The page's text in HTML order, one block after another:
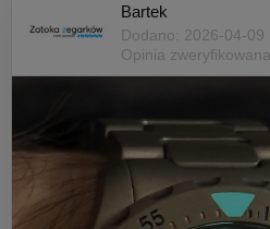
Bartek
Dodano: 2026-04-09
Opinia zweryfikowana